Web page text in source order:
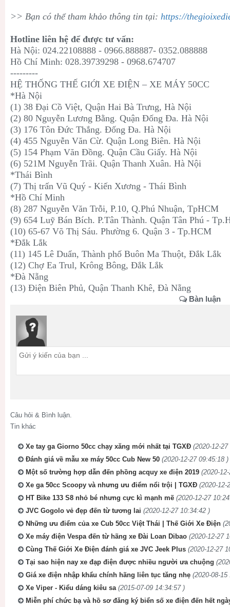
>> Bạn có thể tham khảo thông tin tại: https://
Hotline liên hệ để được tư vấn:
Hà Nội: 024.22108888 - 0966.888887- 0352.088888
Hồ Chí Minh: 028.39739298 - 0968.674707
---------
HỆ THỐNG THẾ GIỚI XE ĐIỆN – XE MÁY 50CC
*Hà Nội
(1) 38 Đại Cồ Việt, Quận Hai Bà Trưng, Hà Nội
(2) 80 Nguyễn Lương Bằng. Quận Đống Đa. Hà Nội
(3) 176 Tôn Đức Thắng. Đống Đa. Hà Nội
(4) 455 Nguyễn Văn Cừ. Quận Long Biên. Hà Nội
(5) 154 Phạm Văn Đồng. Quận Cầu Giấy. Hà Nội
(6) 521M Nguyễn Trãi. Quận Thanh Xuân. Hà Nội
*Thái Bình
(7) Thị trấn Vũ Quý - Kiến Xương - Thái Bình
*Hồ Chí Minh
(8) 287 Nguyễn Văn Trỗi, P.10, Q.Phú Nhuận, TpHCM
(9) 654 Luỹ Bán Bích. P.Tân Thành. Quận Tân Phú -
(10) 65-67 Võ Thị Sáu. Phường 6. Quận 3 - Tp.HCM
*Đắk Lắk
(11) 145 Lê Duẩn, Thành phố Buôn Ma Thuột, Đắk Lắk
(12) Chợ Ea Trul, Krông Bông, Đắk Lắk
*Đà Nẵng
(13) Điện Biên Phủ, Quận Thanh Khê, Đà Nẵng
Bàn luận
Câu hỏi & Bình luận.
Tin khác
Xe tay ga Giorno 50cc chạy xăng mới nhất tại TGXĐ (2020-12-
Đánh giá về mẫu xe máy 50cc Cub New 50 (2020-12-27 09:45:18 )
Một số trường hợp dẫn đến phồng acquy xe điện 2019 (2020-
Xe ga 50cc Scoopy và nhưng ưu điểm nổi trội | TGXĐ (2020-12-
HT Bike 133 S8 nhỏ bé nhưng cực kì mạnh mẽ (2020-12-27
JVC Gogolo vẻ đẹp đến từ tương lai (2020-12-27 10:34:42 )
Những ưu điểm của xe Cub 50cc Việt Thái | Thế Giới Xe Điện
Xe máy điện Vespa đến từ hãng xe Đài Loan Dibao (2020-12-27
Cùng Thế Giới Xe Điện đánh giá xe JVC Jeek Plus (2020-12-27
Tại sao hiện nay xe đạp điện được nhiều người ưa chuộng
Giá xe điện nhập khẩu chính hãng liên tục tăng nhẹ (2020-08-15
Xe Viper - Kiểu dáng kiêu sa (2015-07-09 14:34:57 )
Miễn phí chức bạ và hồ sơ đăng ký biển số xe điện đến hết